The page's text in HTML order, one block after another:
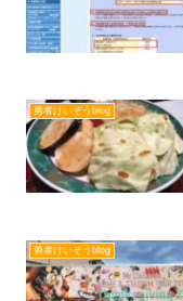
勇者けいぞうblog
勇者けいぞうblog